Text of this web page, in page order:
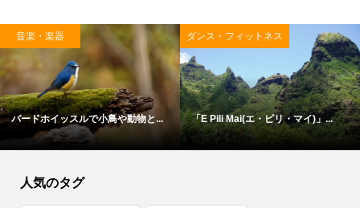
音楽・楽器
バードホイッスルで小鳥や動物と...
ダンス・フィットネス
「E Pili Mai(エ・ピリ・マイ)」...
人気のタグ